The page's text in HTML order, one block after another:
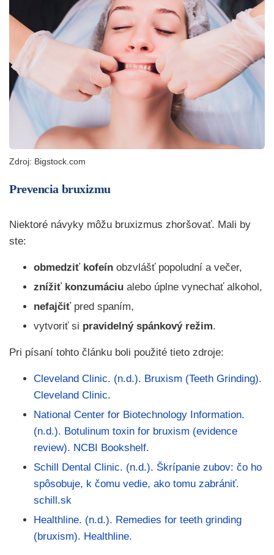
Zdroj: Bigstock.com
Prevencia bruxizmu
Niektoré návyky môžu bruxizmus zhoršovať. Mali by
ste:
obmedziť kofeín obzvlášť popoludní a večer,
znížiť konzumáciu alebo úplne vynechať alkohol,
nefajčiťpred spaním,
vytvoriť si pravidelný spánkový režim.
Pri písaní tohto článku boli použité tieto zdroje:
Cleveland Clinic. (n.d.). Bruxism (Teeth Grinding).
Cleveland Clinic.
National Center for Biotechnology Information.
(n.d.). Botulinum toxin for bruxism (evidence
review). NCBI Bookshelf.
Schill Dental Clinic. (n.d.). Škrípanie zubov: čo ho
spôsobuje, k čomu vedie, ako tomu zabrániť.
schill.sk
Healthline. (n.d.). Remedies for teeth grinding
(bruxism). Healthline.